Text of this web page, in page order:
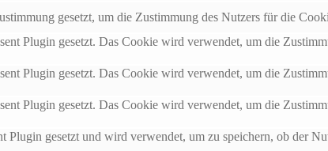
gesetzt, um die Zustimmung des Nutzers für die
Plugin gesetzt. Das Cookie wird verwendet, um die
Plugin gesetzt. Das Cookie wird verwendet, um die
Plugin gesetzt. Das Cookie wird verwendet, um die
gesetzt und wird verwendet, um zu speichern, ob der